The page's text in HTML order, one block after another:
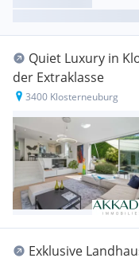
Quiet Luxury in
der Extraklasse
3400 Klosterneuburg
Exklusive